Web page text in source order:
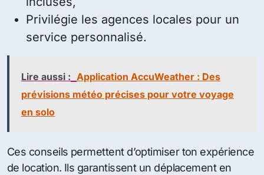
Privilégie les agences locales pour un
service personnalisé.
Lire aussi : Application AccuWeather : Des
prévisions météo précises pour votre voyage
en solo
Ces conseils permettent d’optimiser ton expérience
de location. Ils garantissent un déplacement en